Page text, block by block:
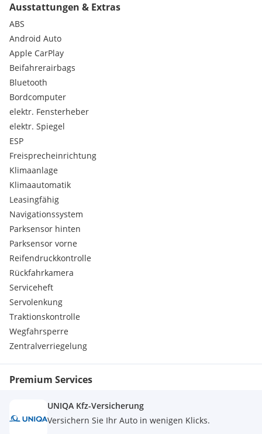
Laderaumverkleidung Boden
Radio
Beifahrersitz Doppelbank
Schiebetür rechts
Doppelflügeltür hinten
Ausstattungen & Extras
ABS
Android Auto
Apple CarPlay
Beifahrerairbags
Bluetooth
Bordcomputer
elektr. Fensterheber
elektr. Spiegel
ESP
Freisprecheinrichtung
Klimaanlage
Klimaautomatik
Leasingfähig
Navigationssystem
Parksensor hinten
Parksensor vorne
Reifendruckkontrolle
Rückfahrkamera
Serviceheft
Servolenkung
Traktionskontrolle
Wegfahrsperre
Zentralverriegelung
Premium Services
UNIQA Kfz-Versicherung
Versichern Sie Ihr Auto in wenigen Klicks.